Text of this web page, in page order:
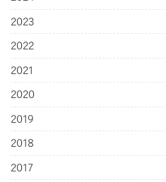
2023
2022
2021
2020
2019
2018
2017